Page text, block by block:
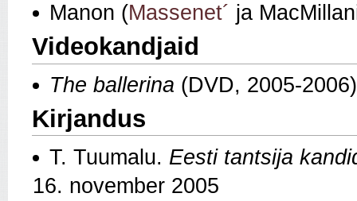
Manon (Massenet´ ja
Videokandjaid
The ballerina (DVD, 2005-2006)
Kirjandus
T. Tuumalu. Eesti tantsija
16. november 2005